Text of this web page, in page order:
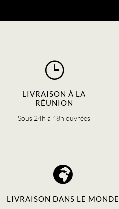
}
LIVRAISON À LA
RÉUNION
Sous 24h à 48h ouvrées

LIVRAISON DANS LE MONDE